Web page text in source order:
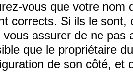
vous que votre nom
corrects. Si ils le sont,
vous assurer de ne pas
que le propriétaire
de son côté, et